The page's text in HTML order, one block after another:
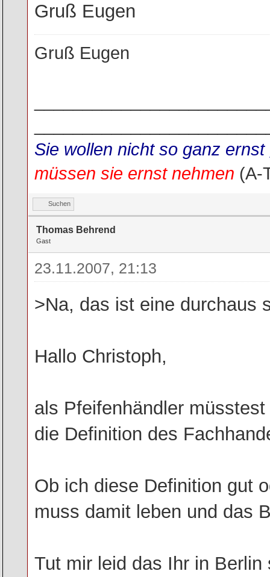
Gruß Eugen
Gruß Eugen
Sie wollen nicht so ganz
müssen sie ernst nehmen (A-
Suchen
Thomas Behrend
Gast
23.11.2007, 21:13
>Na, das ist eine durchaus
Hallo Christoph,
als Pfeifenhändler
die Definition des
Ob ich diese Definition gut
muss damit leben und das
Tut mir leid das Ihr in